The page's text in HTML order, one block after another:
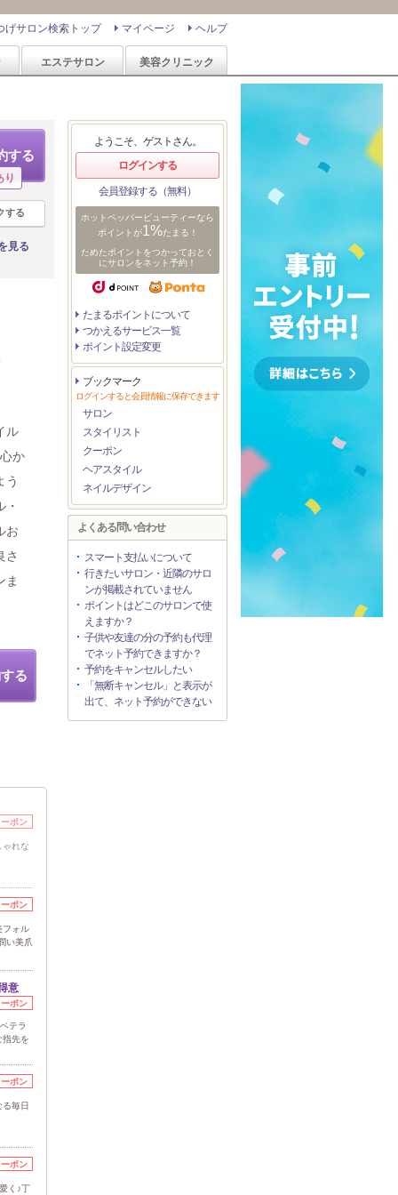
ヘルプ
マイページ
げサロン検索トップ
エステサロン 美容クリニック
する
り
する
見る
ル
か
う
お
さ
ま
る
ポン
ゃれな
ポン
フォル
い美爪
意
ポン
テラ
指先を
ポン
毎日
ポン
く♪丁
ようこそ、ゲストさん。
ログインする
会員登録する（無料）
ホットペッパービューティーなら
ポイントが1%たまる！
ためたポイントをつかっておとく
にサロンをネット予約！
たまるポイントについて
つかえるサービス一覧
ポイント設定変更
ブックマーク
ログインすると会員情報に保存できます
サロン
スタイリスト
クーポン
ヘアスタイル
ネイルデザイン
よくある問い合わせ
スマート支払いについて
行きたいサロン・近隣のサロ
ンが掲載されていません
ポイントはどこのサロンで使
えますか？
子供や友達の分の予約も代理
でネット予約できますか？
予約をキャンセルしたい
「無断キャンセル」と表示が
出て、ネット予約ができない